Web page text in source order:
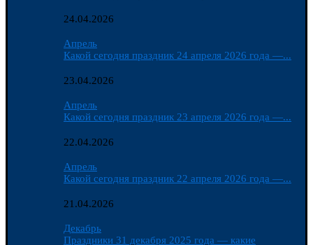
24.04.2026
Апрель
Какой сегодня праздник 24 апреля 2026 года —...
23.04.2026
Апрель
Какой сегодня праздник 23 апреля 2026 года —...
22.04.2026
Апрель
Какой сегодня праздник 22 апреля 2026 года —...
21.04.2026
Декабрь
Праздники 31 декабря 2025 года — какие